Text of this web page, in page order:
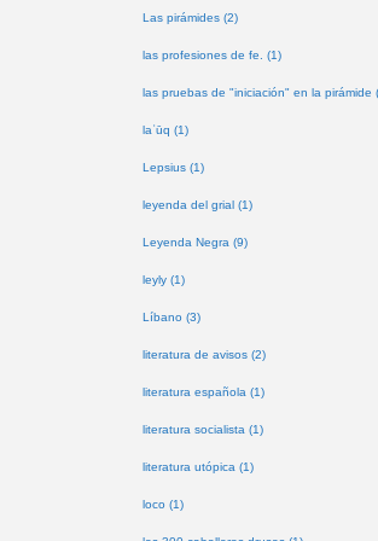
Las pirámides (2)
las profesiones de fe. (1)
las pruebas de "iniciación" en la pirámide
laʿūq (1)
Lepsius (1)
leyenda del grial (1)
Leyenda Negra (9)
leyly (1)
Líbano (3)
literatura de avisos (2)
literatura española (1)
literatura socialista (1)
literatura utópica (1)
loco (1)